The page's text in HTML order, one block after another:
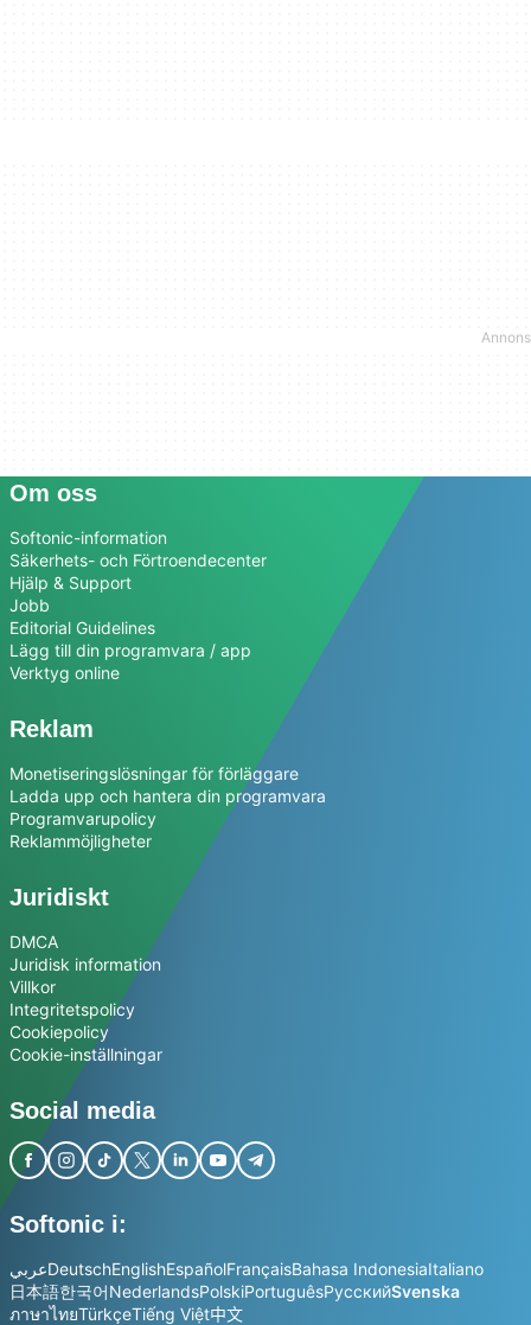
Om oss
Softonic-information
Säkerhets- och Förtroendecenter
Hjälp & Support
Jobb
Editorial Guidelines
Lägg till din programvara / app
Verktyg online
Reklam
Monetiseringslösningar för förläggare
Ladda upp och hantera din programvara
Programvarupolicy
Reklammöjligheter
Juridiskt
DMCA
Juridisk information
Villkor
Integritetspolicy
Cookiepolicy
Cookie-inställningar
Social media
Softonic i:
عربيDeutschEnglishEspañolFrançaisBahasa IndonesiaItaliano
日本語한국어NederlandsPolskiPortuguêsРусскийSvenska
ภาษาไทยTürkçeTiếng Việt中文